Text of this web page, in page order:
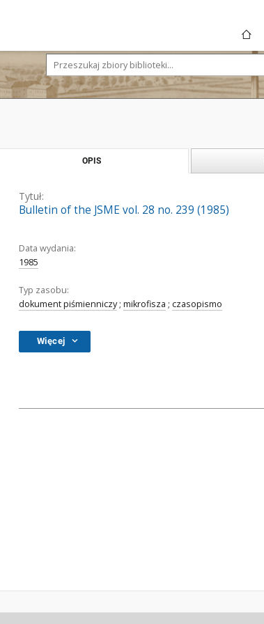
OPIS
Tytuł:
Bulletin of the JSME vol. 28 no. 239 (1985)
Data wydania:
1985
Typ zasobu:
dokument piśmienniczy; mikrofisza ; czasopismo
Więcej